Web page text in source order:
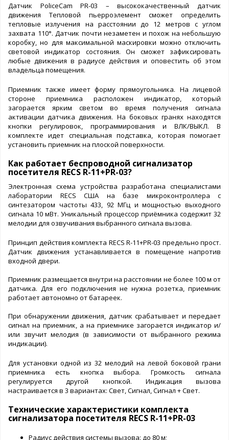
Датчик PoliceCam PR-03 – высококачественный датчик
движения Тепловой пьерроэлемент сможет определить
тепловые излучения на расстоянии до 12 метров с углом
захвата 110°. Датчик почти незаметен и похож на небольшую
коробку, но для максимальной маскировки можно отключить
световой индикатор состояния. Он сможет зафиксировать
любые движения в радиусе действия и оповестить об этом
владельца помещения.
Приемник также имеет форму прямоугольника. На лицевой
стороне приемника расположен индикатор, который
загорается ярким светом во время получения сигнала
активации датчика движения. На боковых гранях находятся
кнопки регулировок, программирования и ВЛК/ВЫКЛ. В
комплекте идет специальная подставка, которая помогает
установить приемник на плоской поверхности.
Как работает беспроводной сигнализатор
посетителя RECS R-11+PR-03?
Электронная схема устройства разработана специалистами
лаборатории RECS США на базе микроконтроллера с
синтезатором частоты 433, 92 МГц и мощностью выходного
сигнала 10 мВт. Уникальный процессор приёмника содержит 32
мелодии для озвучивания выбранного сигнала вызова.
Принцип действия комплекта RECS R-11+PR-03 предельно прост.
Датчик движения устанавливается в помещение напротив
входной двери.
Приемник размещается внутри на расстоянии не более 100 м от
датчика. Для его подключения не нужна розетка, приемник
работает автономно от батареек.
При обнаружении движения, датчик срабатывает и передает
сигнал на приемник, а на приемнике загорается индикатор и/
или звучит мелодия (в зависимости от выбранного режима
индикации).
Для установки одной из 32 мелодий на левой боковой грани
приемника есть кнопка выбора. Громкость сигнала
регулируется другой кнопкой. Индикация вызова
настраивается в 3 вариантах: Свет, Сигнал, Сигнал + Свет.
Технические характеристики комплекта
сигнализатора посетителя RECS R-11+PR-03
Радиус действия системы вызова: до 80 м;